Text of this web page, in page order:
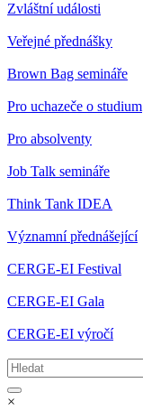
Zvláštní události
Veřejné přednášky
Brown Bag semináře
Pro uchazeče o studium
Pro absolventy
Job Talk semináře
Think Tank IDEA
Významní přednášející
CERGE-EI Festival
CERGE-EI Gala
CERGE-EI výročí
×